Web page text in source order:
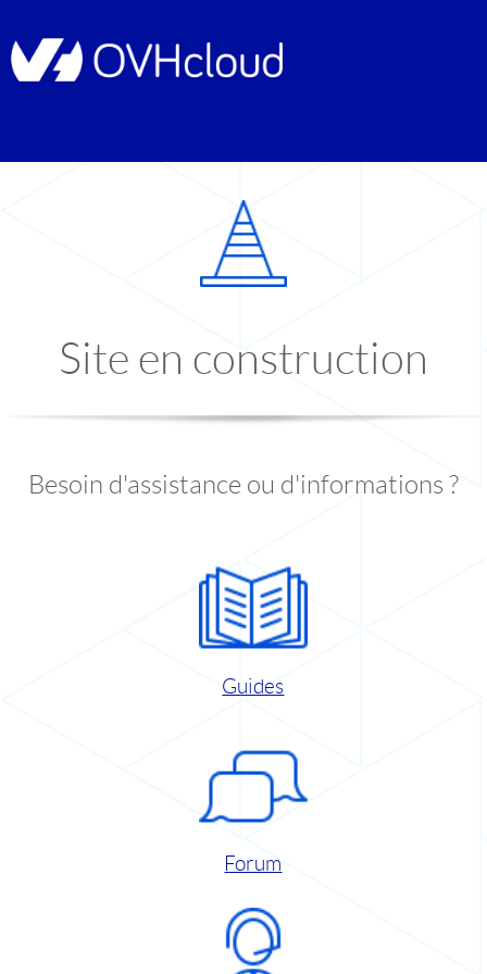
Site en construction
Besoin d'assistance ou d'informations ?
Guides
Forum